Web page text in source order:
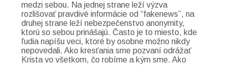
medzi sebou. Na jednej strane leží výzva
rozlišovať pravdivé informácie od “fakenews”, na
druhej strane leží nebezpečenstvo anonymity,
ktorú so sebou prinášajú. Často je to miesto, kde
ľudia napíšu veci, ktoré by osobne možno nikdy
nepovedali. Ako kresťania sme pozvaní odrážať
Krista vo všetkom, čo robíme a kým sme. Ako